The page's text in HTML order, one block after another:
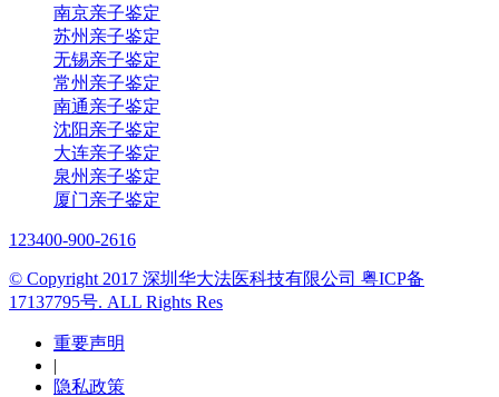
南京亲子鉴定
苏州亲子鉴定
无锡亲子鉴定
常州亲子鉴定
南通亲子鉴定
沈阳亲子鉴定
大连亲子鉴定
泉州亲子鉴定
厦门亲子鉴定
123400-900-2616
© Copyright 2017 深圳华大法医科技有限公司 粤ICP备
17137795号. ALL Rights Res
重要声明
|
隐私政策